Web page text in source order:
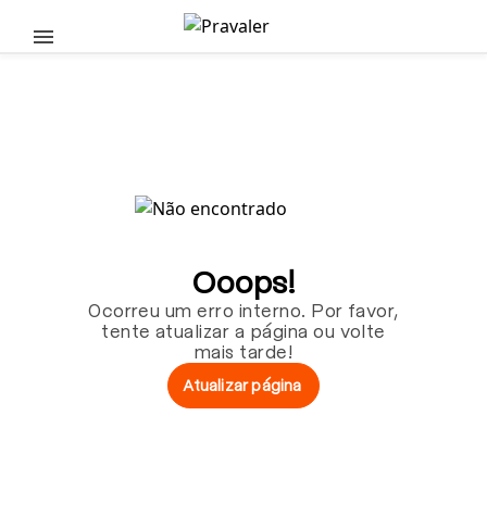
Pular para o conteúdo principal
Ooops!
Ocorreu um erro interno. Por favor,
tente atualizar a página ou volte
mais tarde!
Atualizar página